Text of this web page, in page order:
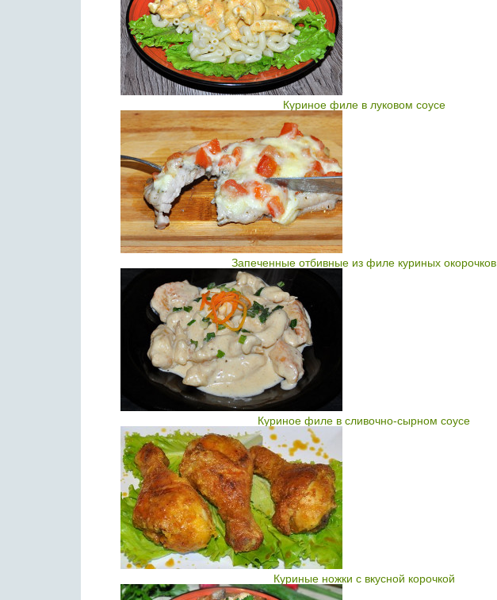
Куриное филе в луковом соусе
Запеченные отбивные из филе куриных окорочков
Куриное филе в сливочно-сырном соусе
Куриные ножки с вкусной корочкой